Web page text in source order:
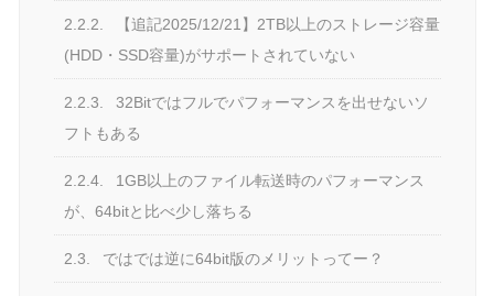
2.2.2.
【追記2025/12/21】2TB以上のストレージ容量
(HDD・SSD容量)がサポートされていない
2.2.3.
32Bitではフルでパフォーマンスを出せないソ
フトもある
2.2.4.
1GB以上のファイル転送時のパフォーマンス
が、64bitと比べ少し落ちる
2.3. ではでは逆に64bit版のメリットってー？